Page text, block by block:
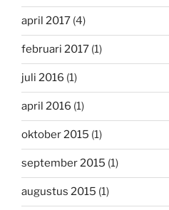
april 2017 (4)
februari 2017 (1)
juli 2016 (1)
april 2016 (1)
oktober 2015 (1)
september 2015 (1)
augustus 2015 (1)